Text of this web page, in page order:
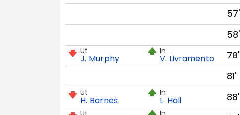
57'
58'
Ut
J. Murphy
In
V. Livramento
78'
81'
Ut
H. Barnes
In
L. Hall 88'